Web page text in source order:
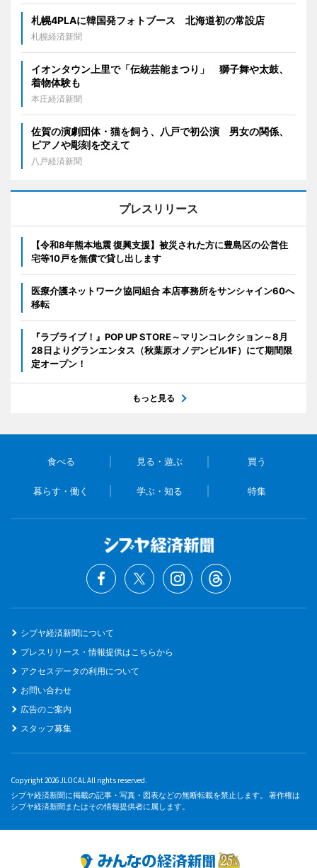
札幌4PLAに韓国発フォトブース 北海道初の常設店
札幌経済新聞
イオンタウン上里で「伝統芸能まつり」 獅子舞や太鼓、
着物体験も
本庄経済新聞
佐賀の演劇団体・猫を飼う、八戸で初公演 男女の関係、
ピアノや彫刻を交えて
八戸経済新聞
プレスリリース
【令和8年熊本地震 復興支援】被災された方に豊島区の公営住
宅等10戸を無償で貸し出します
医療介護ネットワーク協同組合 本店事務所をサンシャイン60へ
移転
『ラブライブ！』POP UP STORE～マリンコレクション～8月
28日よりグランエンタス（秋葉原オノデンビル1F）にて期間限
定オープン！
もっと見る
食べる 見る・遊ぶ 買う
暮らす・働く 学ぶ・知る 特集
シブヤ経済新聞について
プレスリリース・情報提供はこちらから
アクセスデータの利用について
お問い合わせ
広告のご案内
スタッフ募集
Copyright 2026 JLOCAL All rights reserved.
シブヤ経済新聞に掲載の記事・写真・図表などの無断転載を禁止します。 著作権は
シブヤ経済新聞またはその情報提供者に属します。